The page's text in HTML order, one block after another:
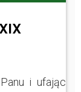
i ufając